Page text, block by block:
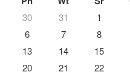
30 31 1
6
7 8
13
14 15
20
21 22